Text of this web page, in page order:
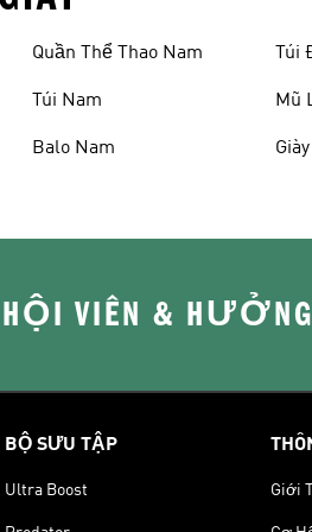
Quần Thể Thao Nam
Túi Nam
Balo Nam
Túi
Mũ
HỘI VIÊN &
BỘ SƯU TẬP
Ultra Boost Giới